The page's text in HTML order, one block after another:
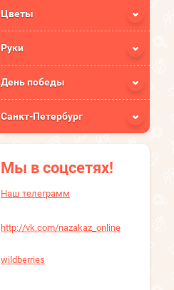
Цветы
Руки
День победы
Санкт-Петербург
Мы в соцсетях!
Наш телеграмм
http://vk.com/nazakaz_online
wildberries